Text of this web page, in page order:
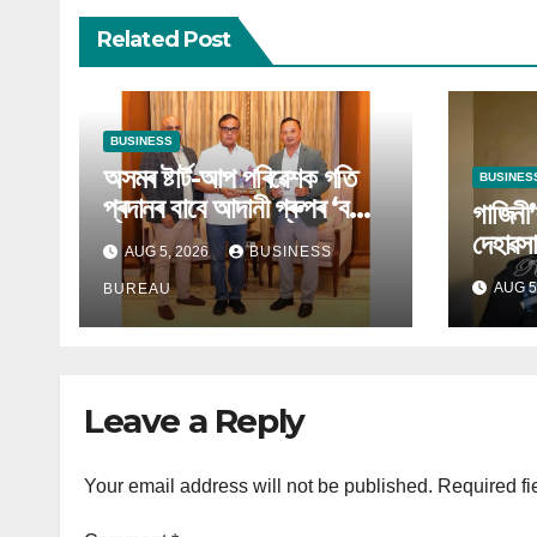
Related Post
BUSINESS
অসমৰ ষ্টাৰ্ট-আপ পৰিৱেশক গতি
প্ৰদানৰ বাবে আদানী গ্ৰুপৰ ‘বন্দে
ভাৰতম’ৰ প্ৰস্তাৱ
AUG 5, 2026 BUSINESS
BUREAU AUG
Leave a Reply
Your email address will not be published. Required